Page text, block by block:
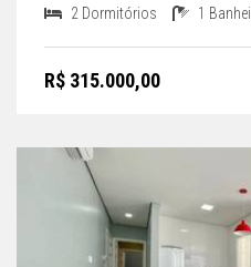
2 Dormitórios 1
R$ 315.000,00